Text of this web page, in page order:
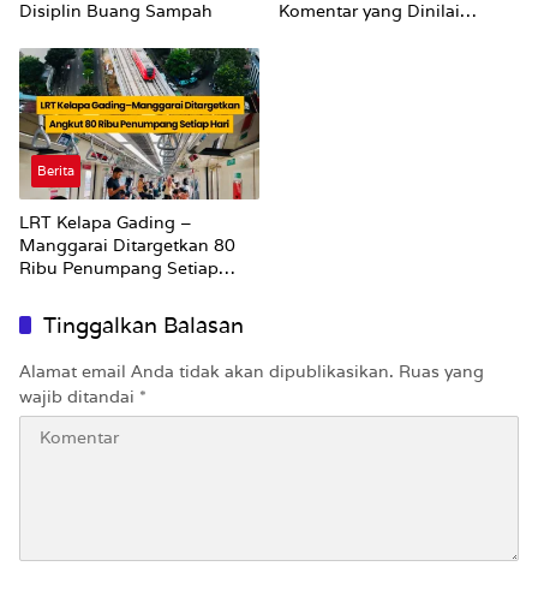
Disiplin Buang Sampah
Komentar yang Dinilai
Berita
LRT Kelapa Gading –
Manggarai Ditargetkan 80
Ribu Penumpang Setiap
Tinggalkan Balasan
Alamat email Anda tidak akan dipublikasikan. Ruas yang
wajib ditandai *